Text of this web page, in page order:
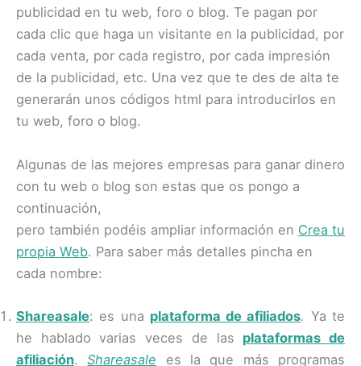
publicidad en tu web, foro o blog. Te pagan por
cada clic que haga un visitante en la publicidad, por
cada venta, por cada registro, por cada impresión
de la publicidad, etc. Una vez que te des de alta te
generarán unos códigos html para introducirlos en
tu web, foro o blog.
Algunas de las mejores empresas para ganar dinero
con tu web o blog son estas que os pongo a
continuación,
pero también podéis ampliar información en Crea tu
propia Web. Para saber más detalles pincha en
cada nombre:
Shareasale: es una plataforma de afiliados. Ya te
he hablado varias veces de las plataformas de
afiliación.Shareasale
es la que más programas